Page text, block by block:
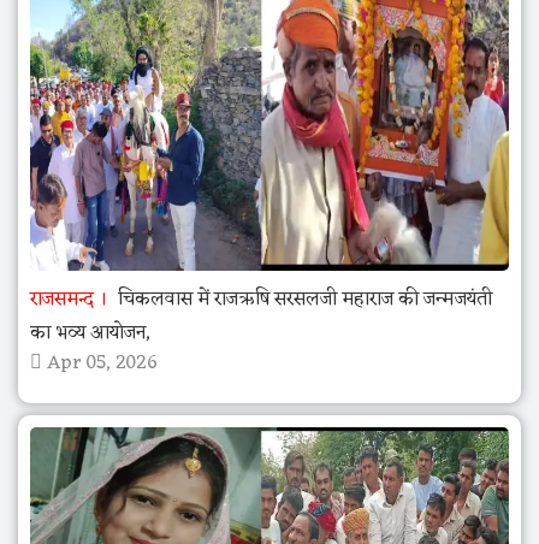
राजसमन्द
चिकलवास में राजऋषि सरसलजी महाराज की जन्मजयंती
का भव्य आयोजन,
Apr 05, 2026